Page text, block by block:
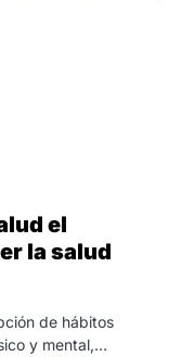
el
la salud
de hábitos
y mental,…